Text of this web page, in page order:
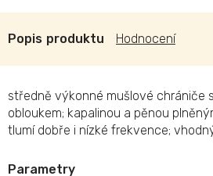
Popis Hodnocení
středně výkonné mušlové chrániče
obloukem; kapalinou a pěnou
tlumí dobře i nízké frekvence;